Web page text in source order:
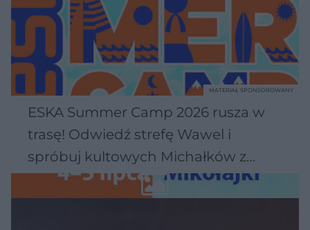
ESKA Summer Camp 2026 rusza w
trasę! Odwiedź strefę Wawel i
spróbuj kultowych Michałków z
Wawelu
MATERIAŁ SPONSOROWANY